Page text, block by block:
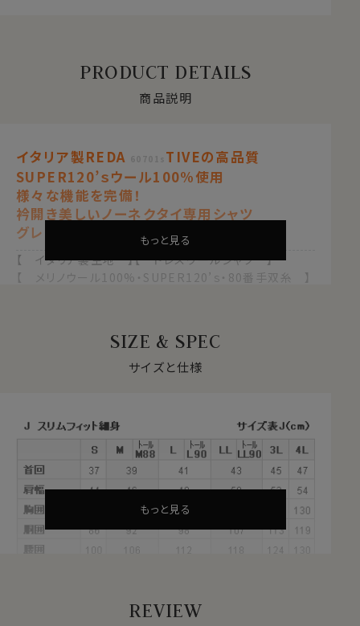
PRODUCT DETAILS
商品説明
イタリア製REDA
TIVEの高品質
SUPER120’ｓウール100%使用
様々な機能を完備！
衿開き美しいノーネクタイ専用シャツ
グレー
【 イタリア製生地 】【 ドレスウールシャツ 】
【 メリノウール100%・SUPER120’ｓ・80番手双糸 】
【 ボタンダウン 】
【 ポケット無し 】【 長袖 】
イタリアの老舗生地メーカー＝REDA（レダ）社の天然繊
維＝ウール100％生地使用。
REDAは、1865年に毛織物が有名なイタリア北部ビエラ
地区で創業した老舗梳毛生地メーカーです。
老舗でありながら最新機器を導入することによる生産の
効率化・オートメーション化を進め、高品質ながらコスト
パフォーマンスに優れた生地を開発・生産し続けている
革新的な生地メーカーです。
生産したいと開発に至りました
もっと見る
SIZE & SPEC
サイズと仕様
もっと見る
REVIEW